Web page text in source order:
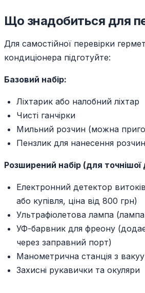
Що знадобиться для
Для самостійної перевірки
кондиціонера підготуйте:
Базовий набір:
Ліхтарик або налобний ліхтар
Чисті ганчірки
Мильний розчин (можна
Пензлик для нанесення
Розширений набір (для точнішої
Електронний детектор
або купівля, ціна від 800 грн)
Ультрафіолетова лампа
УФ-барвник для фреону
через заправний порт)
Манометрична станція з
Захисні рукавички та окуляри